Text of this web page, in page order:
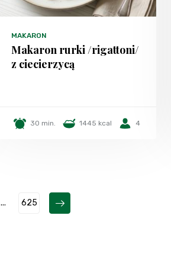
MAKARON
Makaron rurki /rigattoni/
z ciecierzycą
30 min. 1445 kcal 4
... 625